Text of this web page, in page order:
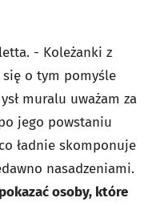
- Koleżanki z
się o tym pomyśle
muralu uważam za
jego powstaniu
ładnie skomponuje
nasadzeniami.
pokazać osoby, które